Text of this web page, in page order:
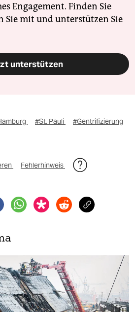
Engagement. Finden Sie
Sie mit und unterstützen Sie
unterstützen
#St. Pauli
#Gentrifizierung
Fehlerhinweis